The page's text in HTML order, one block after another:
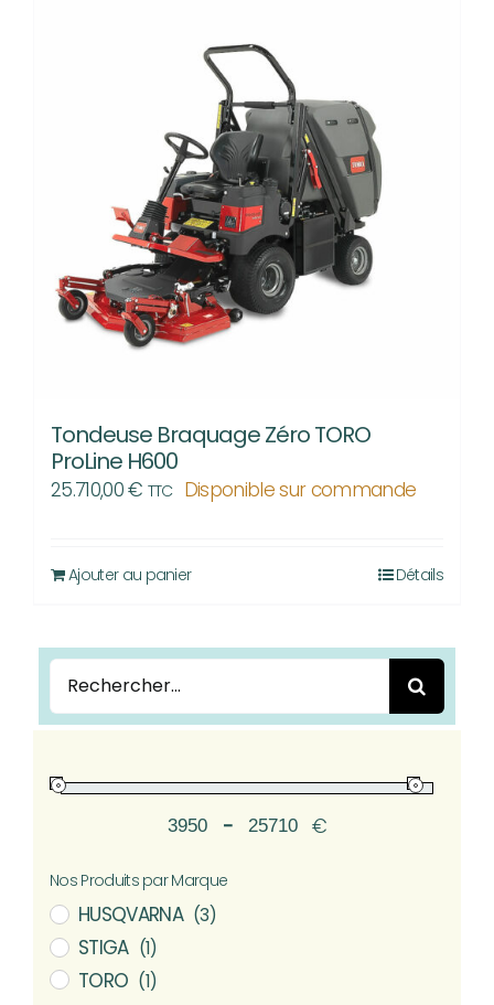
Tondeuse Braquage Zéro TORO
ProLine H600
25.710,00€ TTC Disponible sur commande
Ajouter au panier Détails
Rechercher:
Minimum Price
-
Maximum Price
€
Nos Produits par Marque
HUSQVARNA (3)
STIGA (1)
TORO (1)